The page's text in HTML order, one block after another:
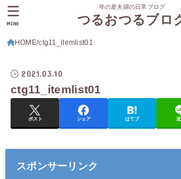
年の差夫婦の日常ブログ
つるおつるブロ
MENU
HOME ctg11_itemlist01
2021.03.10
ctg11_itemlist01
ポスト シェア はてブ
スポンサーリンク